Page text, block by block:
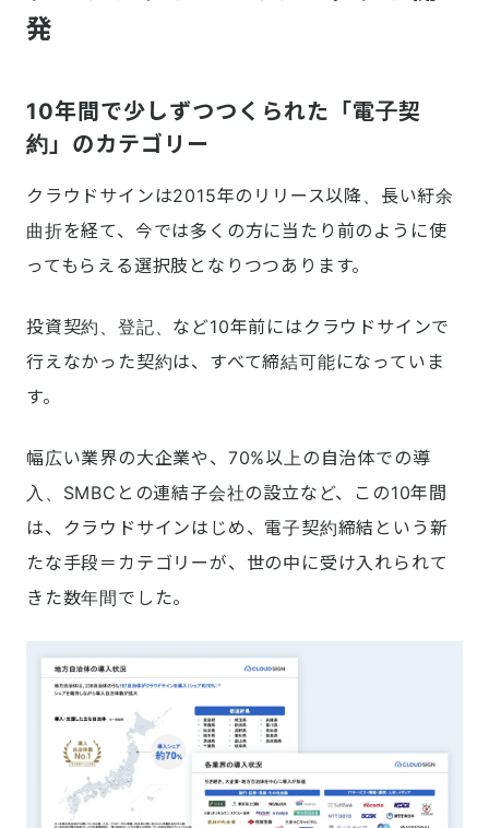
発
10年間で少しずつつくられた「電子契
約」のカテゴリー
クラウドサインは2015年のリリース以降、長い紆余
曲折を経て、今では多くの方に当たり前のように使
ってもらえる選択肢となりつつあります。
投資契約、登記、など10年前にはクラウドサインで
行えなかった契約は、すべて締結可能になっていま
す。
幅広い業界の大企業や、70%以上の自治体での導
入、SMBCとの連結子会社の設立など、この10年間
は、クラウドサインはじめ、電子契約締結という新
たな手段＝カテゴリーが、世の中に受け入れられて
きた数年間でした。